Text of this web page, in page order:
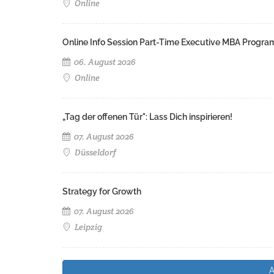
Online
Online Info Session Part-Time Executive MBA
06. August 2026
Online
„Tag der offenen Tür": Lass Dich inspirieren!
07. August 2026
Düsseldorf
Strategy for Growth
07. August 2026
Leipzig